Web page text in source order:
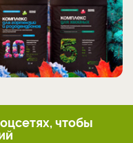
чтобы